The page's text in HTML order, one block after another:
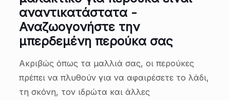
αναντικατάστατα -
Αναζωογονήστε την
μπερδεμένη περούκα σας
Ακριβώς όπως τα μαλλιά σας, οι περούκες
πρέπει να πλυθούν για να αφαιρέσετε το λάδι,
τη σκόνη, τον ιδρώτα και άλλες